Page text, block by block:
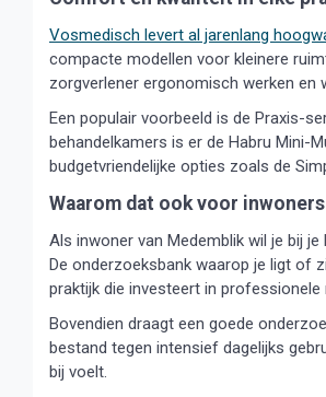
Vosmedisch levert al jarenlang
compacte modellen voor kleinere
zorgverlener ergonomisch werken
Een populair voorbeeld is de Praxis-
behandelkamers is er de Habru Mini-
budgetvriendelijke opties zoals de
Waarom dat ook voor
Als inwoner van Medemblik wil je bij
De onderzoeksbank waarop je ligt of
praktijk die investeert in
Bovendien draagt een goede
bestand tegen intensief dagelijks
bij voelt.